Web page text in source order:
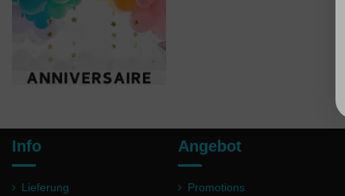
Info
Lieferung
Angebot
Promotions